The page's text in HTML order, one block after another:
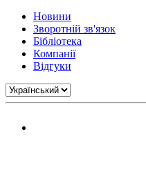
Новини
Зворотній зв'язок
Бібліотека
Компанії
Відгуки